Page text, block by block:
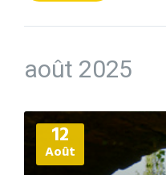
août 2025
12
Août
Plus
d'informations